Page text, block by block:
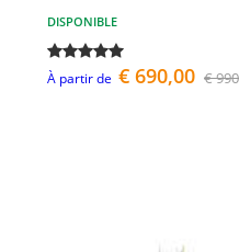
DISPONIBLE
À partir de € 690,00 €